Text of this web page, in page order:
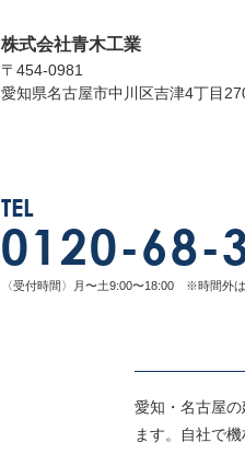
株式会社青木工業
〒454-0981
愛知県名古屋市中川区吉津4丁目
TEL
0120-68-
〈受付時間〉月〜土9:00〜18:00 ※時間外
愛知・名古屋
ます。自社で